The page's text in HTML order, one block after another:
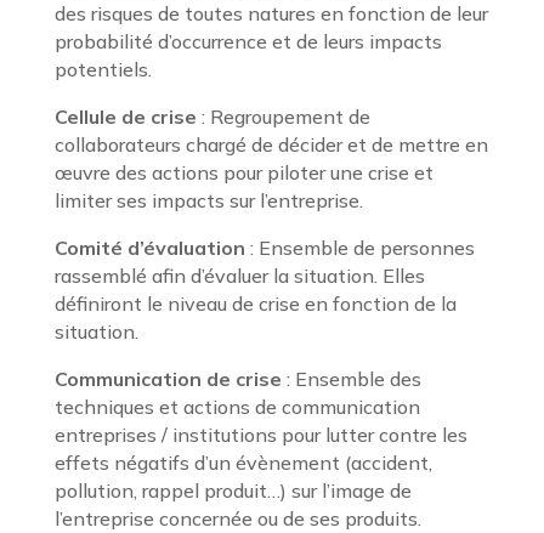
des risques de toutes natures en fonction de leur
probabilité d’occurrence et de leurs impacts
potentiels.
Cellule de crise : Regroupement de
collaborateurs chargé de décider et de mettre en
œuvre des actions pour piloter une crise et
limiter ses impacts sur l’entreprise.
Comité d’évaluation : Ensemble de personnes
rassemblé afin d’évaluer la situation. Elles
définiront le niveau de crise en fonction de la
situation.
Communication de crise : Ensemble des
techniques et actions de communication
entreprises / institutions pour lutter contre les
effets négatifs d’un évènement (accident,
pollution, rappel produit…) sur l’image de
l’entreprise concernée ou de ses produits.